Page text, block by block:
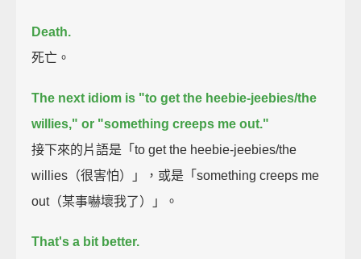
Death.
死亡。
The next idiom is "to get the heebie-jeebies/the
willies," or "something creeps me out."
接下來的片語是「to get the heebie-jeebies/the
willies（很害怕）」，或是「something creeps me
out（某事嚇壞我了）」。
That's a bit better.